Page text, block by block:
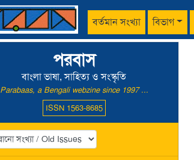
বর্তমান সংখ্যা বিভাগ
পরবাস
বাংলা ভাষা, সাহিত্য ও সংস্কৃতি
Parabaas, a Bengali webzine since 1997 ...
ISSN 1563-8685